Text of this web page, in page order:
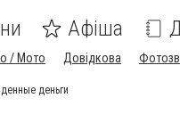
Афіша
/ Мото Довідкова
деньги